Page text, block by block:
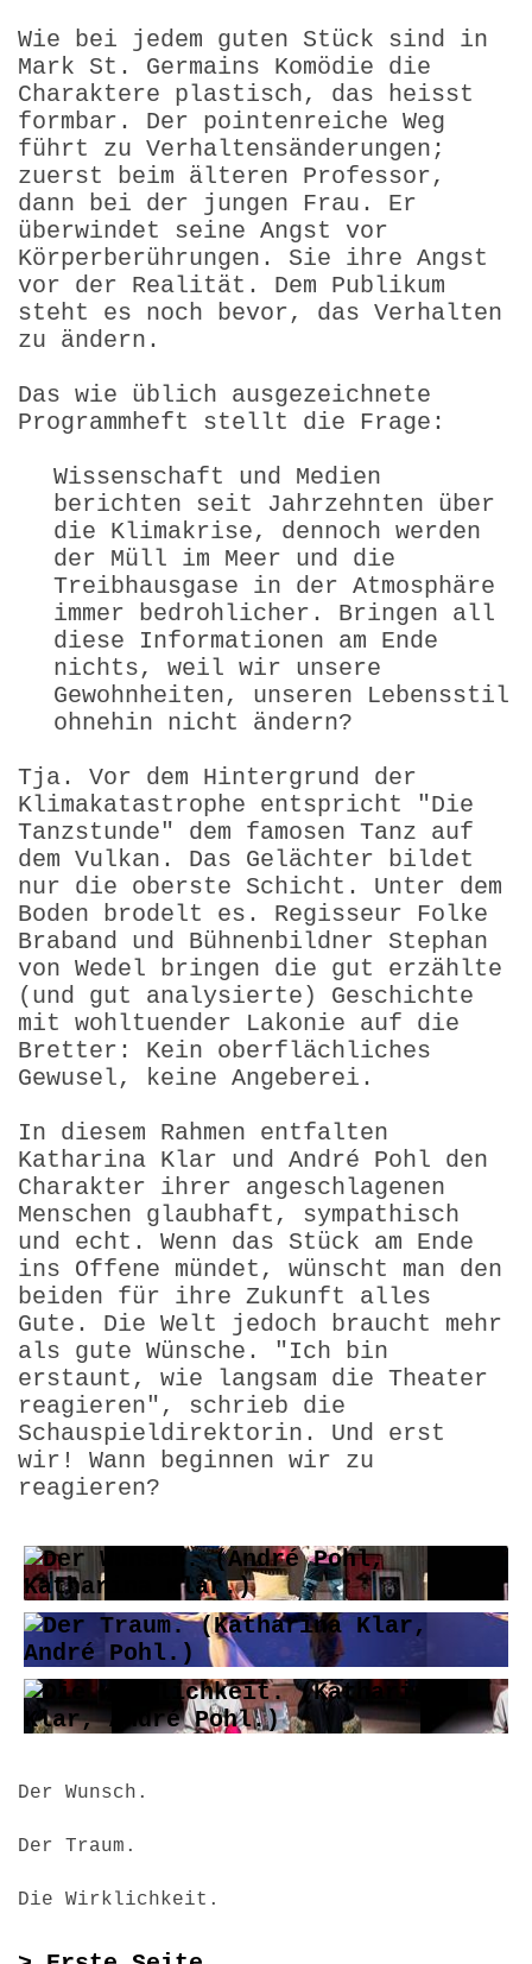
Wie bei jedem guten Stück sind in
Mark St. Germains Komödie die
Charaktere plastisch, das heisst
formbar. Der pointenreiche Weg
führt zu Verhaltensänderungen;
zuerst beim älteren Professor,
dann bei der jungen Frau. Er
überwindet seine Angst vor
Körperberührungen. Sie ihre Angst
vor der Realität. Dem Publikum
steht es noch bevor, das Verhalten
zu ändern.
Das wie üblich ausgezeichnete
Programmheft stellt die Frage:
Wissenschaft und Medien
berichten seit Jahrzehnten über
die Klimakrise, dennoch werden
der Müll im Meer und die
Treibhausgase in der Atmosphäre
immer bedrohlicher. Bringen all
diese Informationen am Ende
nichts, weil wir unsere
Gewohnheiten, unseren Lebensstil
ohnehin nicht ändern?
Tja. Vor dem Hintergrund der
Klimakatastrophe entspricht "Die
Tanzstunde" dem famosen Tanz auf
dem Vulkan. Das Gelächter bildet
nur die oberste Schicht. Unter dem
Boden brodelt es. Regisseur Folke
Braband und Bühnenbildner Stephan
von Wedel bringen die gut erzählte
(und gut analysierte) Geschichte
mit wohltuender Lakonie auf die
Bretter: Kein oberflächliches
Gewusel, keine Angeberei.
In diesem Rahmen entfalten
Katharina Klar und André Pohl den
Charakter ihrer angeschlagenen
Menschen glaubhaft, sympathisch
und echt. Wenn das Stück am Ende
ins Offene mündet, wünscht man den
beiden für ihre Zukunft alles
Gute. Die Welt jedoch braucht mehr
als gute Wünsche. "Ich bin
erstaunt, wie langsam die Theater
reagieren", schrieb die
Schauspieldirektorin. Und erst
wir! Wann beginnen wir zu
reagieren?
Der Wunsch.
Der Traum.
Die Wirklichkeit.